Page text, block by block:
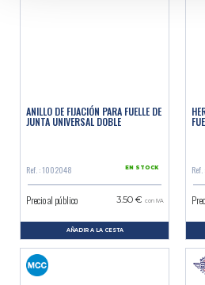
ANILLO DE FIJACIÓN PARA FUELLE DE
JUNTA UNIVERSAL DOBLE
Ref. : 1002048 EN STOCK
Precio al público 3.50 € con IVA
AÑADIR A LA CESTA